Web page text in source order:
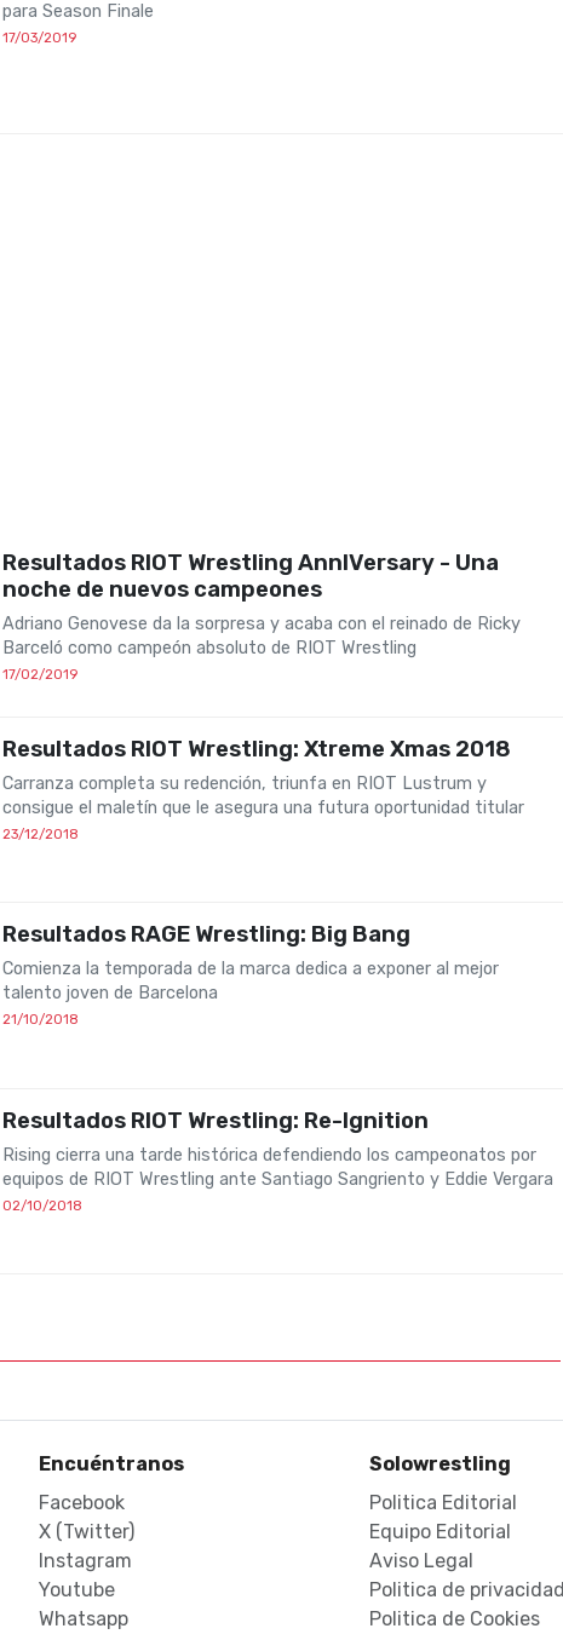
para Season Finale
17/03/2019
Resultados RIOT Wrestling AnnIVersary - Una
noche de nuevos campeones
Adriano Genovese da la sorpresa y acaba con el reinado de Ricky
Barceló como campeón absoluto de RIOT Wrestling
17/02/2019
Resultados RIOT Wrestling: Xtreme Xmas 2018
Carranza completa su redención, triunfa en RIOT Lustrum y
consigue el maletín que le asegura una futura oportunidad titular
23/12/2018
Resultados RAGE Wrestling: Big Bang
Comienza la temporada de la marca dedica a exponer al mejor
talento joven de Barcelona
21/10/2018
Resultados RIOT Wrestling: Re-Ignition
Rising cierra una tarde histórica defendiendo los campeonatos por
equipos de RIOT Wrestling ante Santiago Sangriento y Eddie Vergara
02/10/2018
Encuéntranos
Facebook
X (Twitter)
Instagram
Youtube
Whatsapp
Solowrestling
Politica Editorial
Equipo Editorial
Aviso Legal
Politica de privacidad
Politica de Cookies